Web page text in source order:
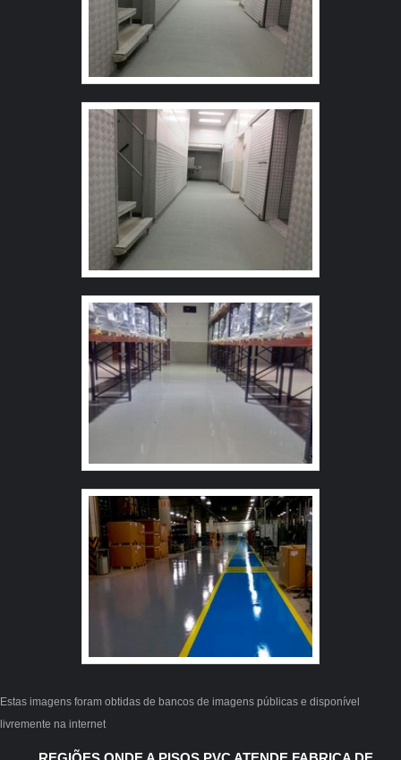
com precisão. Ainda focando em piso emborrachado
infantil , sempre deve-se buscar uma empresa que tenha
produtos e serviços com ótima qualidade e proteção,
detalhes que passam despercebidos e podem gerar
são a razão pela qual a Revest Group é altamente
qualificada quando tratamos do segmento de pisos
industriais. O foco é entregar tudo que há de mais atual
para garantir a qualidade final para cada cliente. Conta
com um time de profissionais com vasta experiência na
área que esperam seu contato para melhor atender-lhe.
QUALIDADE COMPROVADA NO SEGMENTO Apenas
na Revest Group sempre tem a solução mais buscada na
área de pisos industriais. São diversas opções
disponibilizadas, como autonivelante epoxi e primer
epoxi com ótima qualidade e proteção. A empresa conta
com um time de profissionais qualificados para o serviço,
além de investir em equipamentos modernos, que se
ajustam a sua necessidade. A Revest Group é uma
empresa que tem se destacado no segmento pela
seriedade e qualidade, que garantem o sucesso aos
parceiros de ponta a ponta.
Estas imagens foram obtidas de bancos de imagens públicas e disponível
livremente na internet